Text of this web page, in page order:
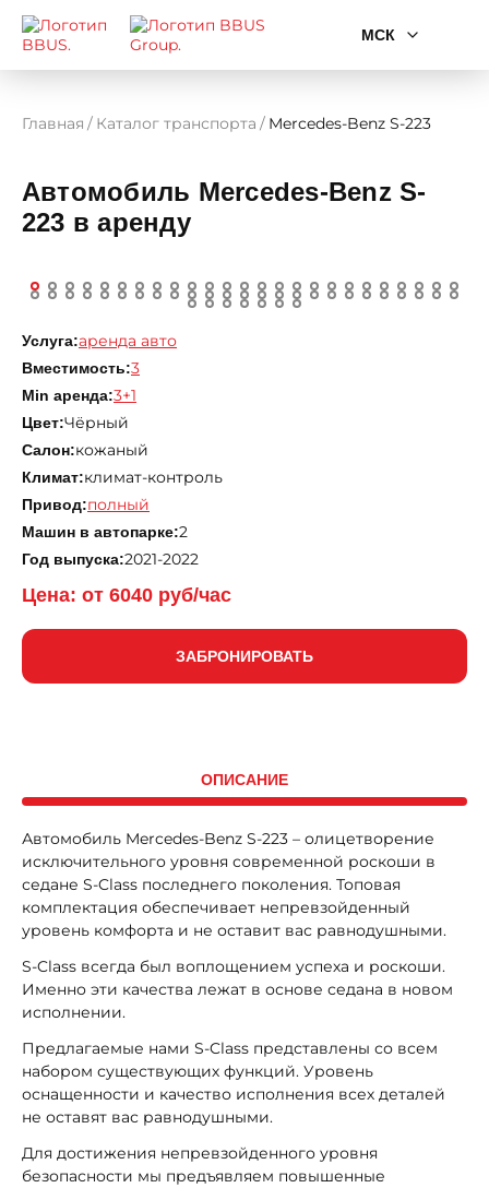
МСК
Главная Каталог транспорта Mercedes-Benz S-223
Автомобиль Mercedes-Benz S-
223 в аренду
Услуга:аренда авто
Вместимость:3
Min аренда:3+1
Цвет:Чёрный
Салон:кожаный
Климат:климат-контроль
Привод:полный
Машин в автопарке:2
Год выпуска:2021-2022
Цена: от 6040 руб/час
ЗАБРОНИРОВАТЬ
ОПИСАНИЕ
Автомобиль Mercedes-Benz S-223 – олицетворение
исключительного уровня современной роскоши в
седане S-Class последнего поколения. Топовая
комплектация обеспечивает непревзойденный
уровень комфорта и не оставит вас равнодушными.
S-Class всегда был воплощением успеха и роскоши.
Именно эти качества лежат в основе седана в новом
исполнении.
Предлагаемые нами S-Class представлены со всем
набором существующих функций. Уровень
оснащенности и качество исполнения всех деталей
не оставят вас равнодушными.
Для достижения непревзойденного уровня
безопасности мы предъявляем повышенные